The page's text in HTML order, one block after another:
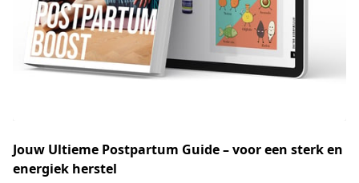
Jouw Ultieme Postpartum Guide – voor een sterk en
energiek herstel